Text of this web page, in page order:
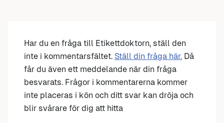
Har du en fråga till Etikettdoktorn, ställ den
inte i kommentarsfältet. Ställ din fråga här. Då
får du även ett meddelande när din fråga
besvarats. Frågor i kommentarerna kommer
inte placeras i kön och ditt svar kan dröja och
blir svårare för dig att hitta